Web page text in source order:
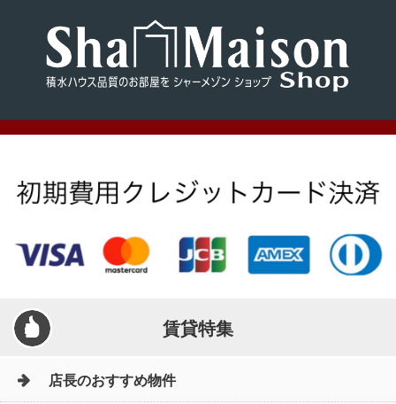
リフォーム のことなら！
オーナー様へ
住宅型有料老人 Ｆｌｅｕｒａｇｅ
会社概要
メールでお問い合わせ
賃貸特集
店長のおすすめ物件